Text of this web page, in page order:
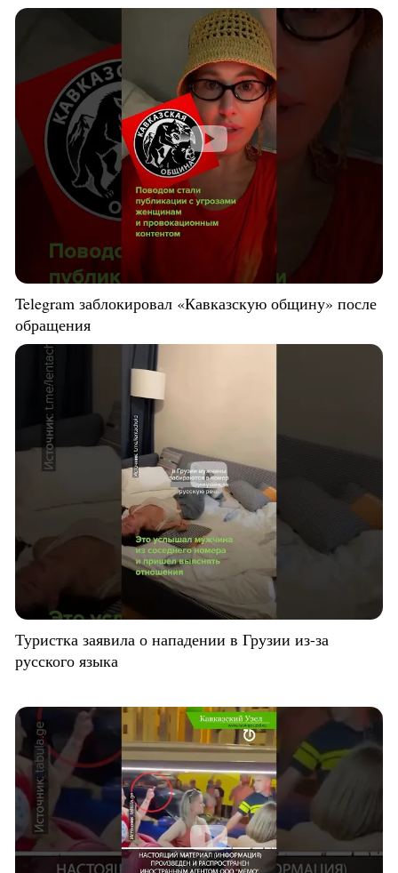
Telegram заблокировал «Кавказскую общину» после
обращения
Туристка заявила о нападении в Грузии из-за
русского языка